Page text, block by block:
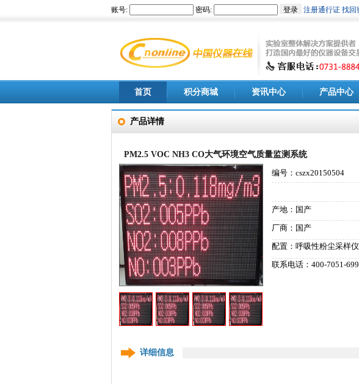
首页 积分商城 资讯中心 产品中心
产品详情
PM2.5 VOC NH3 CO大气环境空气质量监测系统
编号：cszx20150504
产地：国产
厂商：国产
配置：呼吸性粉尘采样仪
联系电话：400-7051-699
详细信息